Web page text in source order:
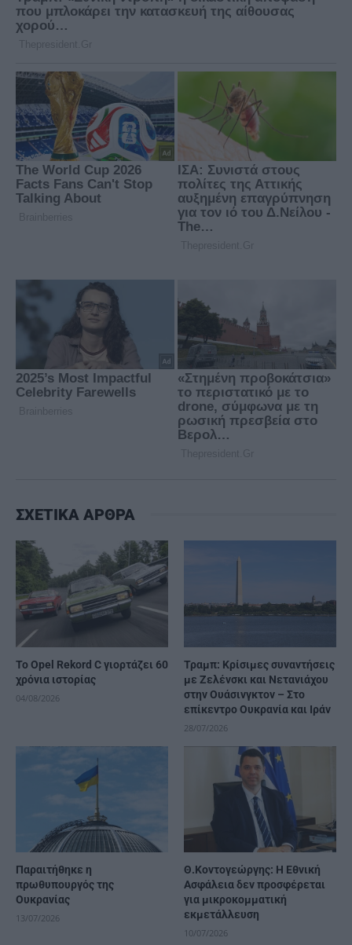
ΣΧΕΤΙΚΑ ΑΡΘΡΑ
Το Opel Rekord C γιορτάζει 60
χρόνια ιστορίας
04/08/2026
Τραμπ: Κρίσιμες συναντήσεις
με Ζελένσκι και Νετανιάχου
στην Ουάσινγκτον – Στο
επίκεντρο Ουκρανία και Ιράν
28/07/2026
Παραιτήθηκε η
πρωθυπουργός της
Ουκρανίας
13/07/2026
Θ.Κοντογεώργης: Η Εθνική
Ασφάλεια δεν προσφέρεται
για μικροκομματική
εκμετάλλευση
10/07/2026